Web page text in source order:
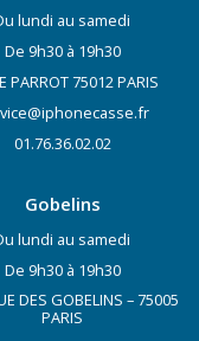
lundi au samedi
De 9h30 à 19h30
PARROT 75012 PARIS
01.76.36.02.02
Gobelins
lundi au samedi
De 9h30 à 19h30
DES GOBELINS – 75005
PARIS